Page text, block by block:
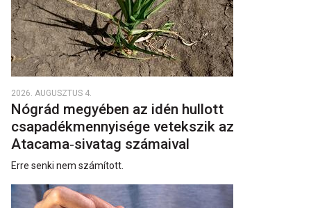
2026. AUGUSZTUS 4.
Nógrád megyében az idén hullott
csapadékmennyisége vetekszik az
Atacama‑sivatag számaival
Erre senki nem számított.